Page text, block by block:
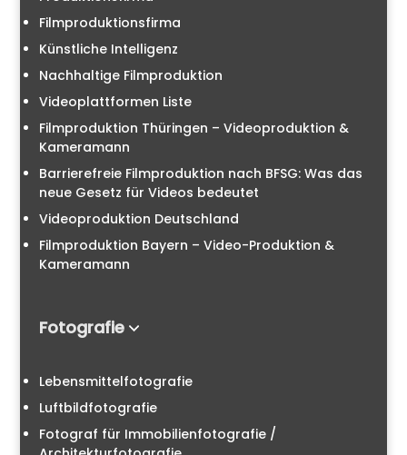
Filmproduktionsfirma
Künstliche Intelligenz
Nachhaltige Filmproduktion
Videoplattformen Liste
Filmproduktion Thüringen – Videoproduktion &
Kameramann
Barrierefreie Filmproduktion nach BFSG: Was das
neue Gesetz für Videos bedeutet
Videoproduktion Deutschland
Filmproduktion Bayern – Video-Produktion &
Kameramann
Fotografie
Lebensmittelfotografie
Luftbildfotografie
Fotograf für Immobilienfotografie /